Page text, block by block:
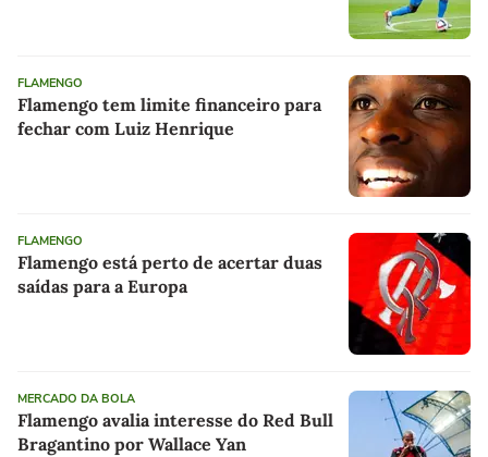
FLAMENGO
Flamengo tem limite financeiro para
fechar com Luiz Henrique
FLAMENGO
Flamengo está perto de acertar duas
saídas para a Europa
MERCADO DA BOLA
Flamengo avalia interesse do Red Bull
Bragantino por Wallace Yan